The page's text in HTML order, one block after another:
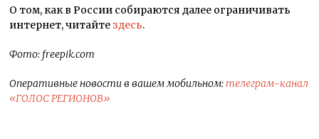
О том, как в России собираются далее ограничивать
интернет, читайте здесь.
Фото: freepik.com
Оперативные новости в вашем мобильном:телеграм-канал
«ГОЛОС РЕГИОНОВ»